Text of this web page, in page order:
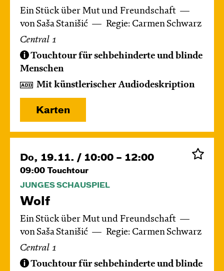
Ein Stück über Mut und Freundschaft
von Saša Stanišić
Regie: Carmen Schwarz
Central 1
Touchtour für sehbehinderte und blinde
Menschen
Mit künstlerischer Audiodeskription
Karten
Do, 19.11. / 10:00 – 12:00
09:00 Touchtour
JUNGES SCHAUSPIEL
Wolf
Ein Stück über Mut und Freundschaft
von Saša Stanišić
Regie: Carmen Schwarz
Central 1
Touchtour für sehbehinderte und blinde